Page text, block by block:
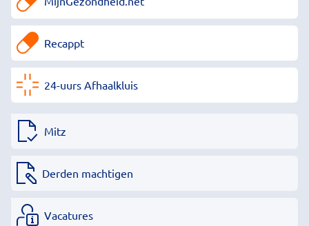
Recappt
24-uurs Afhaalkluis
Mitz
Derden machtigen
Vacatures